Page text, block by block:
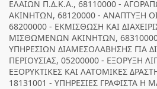
ΕΛΑΙΩΝ Π.Δ.Κ.Α., 68110000 -
ΑΚΙΝΗΤΩΝ, 68120000 - ΑΝΑΠΤΥΞΗ
68200000 - ΕΚΜΙΣΘΩΣΗ ΚΑΙ
ΜΙΣΘΩΜΕΝΩΝ ΑΚΙΝΗΤΩΝ, 68310000
ΥΠΗΡΕΣΙΩΝ ΔΙΑΜΕΣΟΛΑΒΗΣΗΣ ΓΙΑ
ΠΕΡΙΟΥΣΙΑΣ, 05200000 - ΕΞΟΡΥΞΗ
ΕΞΟΡΥΚΤΙΚΕΣ ΚΑΙ ΛΑΤΟΜΙΚΕΣ
18131001 - ΥΠΗΡΕΣΙΕΣ ΓΡΑΦΙΣΤΑ Η